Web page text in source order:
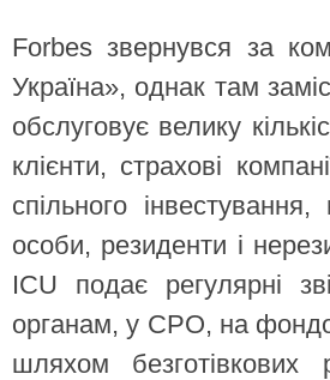
Forbes звернувся за
Україна», однак там
обслуговує велику
клієнти, страхові
спільного
особи, резиденти і
ICU подає регулярні
органам, у СРО, на
шляхом безготівкових